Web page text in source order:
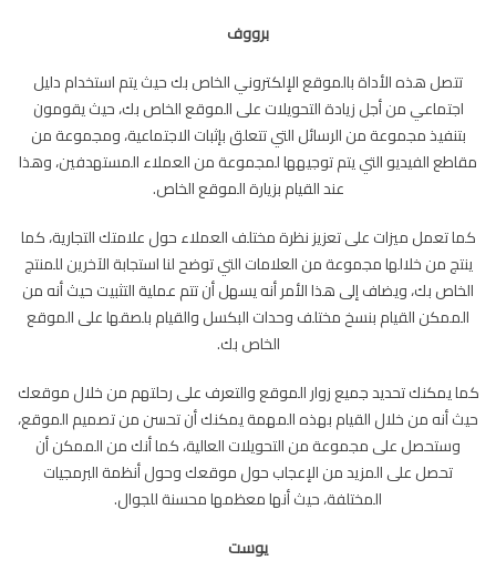
برووف
تتصل هذه الأداة بالموقع الإلكتروني الخاص بك حيث يتم استخدام دليل
اجتماعي من أجل زيادة التحويلات على الموقع الخاص بك، حيث يقومون
بتنفيذ مجموعة من الرسائل التي تتعلق بإثبات الاجتماعية، ومجموعة من
مقاطع الفيديو التي يتم توجيهها لمجموعة من العملاء المستهدفين، وهذا
عند القيام بزيارة الموقع الخاص.
كما تعمل ميزات على تعزيز نظرة مختلف العملاء حول علامتك التجارية، كما
ينتج من خلالها مجموعة من العلامات التي توضح لنا استجابة الآخرين للمنتج
الخاص بك، ويضاف إلى هذا الأمر أنه يسهل أن تتم عملية التثبيت حيث أنه من
الممكن القيام بنسخ مختلف وحدات البكسل والقيام بلصقها على الموقع
الخاص بك.
كما يمكنك تحديد جميع زوار الموقع والتعرف على رحلتهم من خلال موقعك
حيث أنه من خلال القيام بهذه المهمة يمكنك أن تحسن من تصميم الموقع،
وستحصل على مجموعة من التحويلات العالية، كما أنك من الممكن أن
تحصل على المزيد من الإعجاب حول موقعك وحول أنظمة البرمجيات
المختلفة، حيث أنها معظمها محسنة للجوال.
يوست